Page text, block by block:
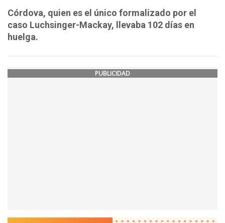
Córdova, quien es el único formalizado por el
caso Luchsinger-Mackay, llevaba 102 días en
huelga.
PUBLICIDAD